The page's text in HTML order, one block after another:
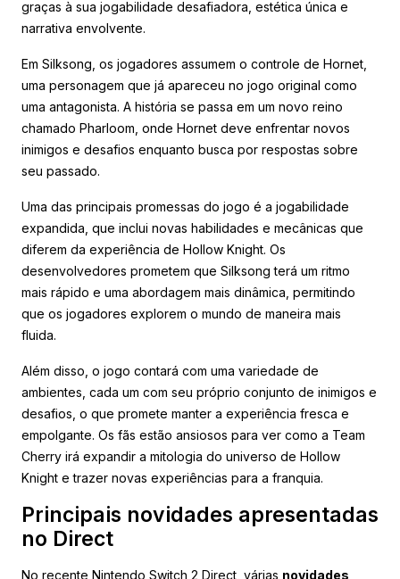
graças à sua jogabilidade desafiadora, estética única e
narrativa envolvente.
Em Silksong, os jogadores assumem o controle de Hornet,
uma personagem que já apareceu no jogo original como
uma antagonista. A história se passa em um novo reino
chamado Pharloom, onde Hornet deve enfrentar novos
inimigos e desafios enquanto busca por respostas sobre
seu passado.
Uma das principais promessas do jogo é a jogabilidade
expandida, que inclui novas habilidades e mecânicas que
diferem da experiência de Hollow Knight. Os
desenvolvedores prometem que Silksong terá um ritmo
mais rápido e uma abordagem mais dinâmica, permitindo
que os jogadores explorem o mundo de maneira mais
fluida.
Além disso, o jogo contará com uma variedade de
ambientes, cada um com seu próprio conjunto de inimigos e
desafios, o que promete manter a experiência fresca e
empolgante. Os fãs estão ansiosos para ver como a Team
Cherry irá expandir a mitologia do universo de Hollow
Knight e trazer novas experiências para a franquia.
Principais novidades apresentadas
no Direct
No recente Nintendo Switch 2 Direct, várias novidades